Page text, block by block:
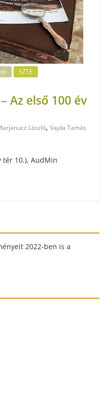
SZTE
Az első 100 év
László,Vajda Tamás
tér 10.), AudMin
2022-ben is a